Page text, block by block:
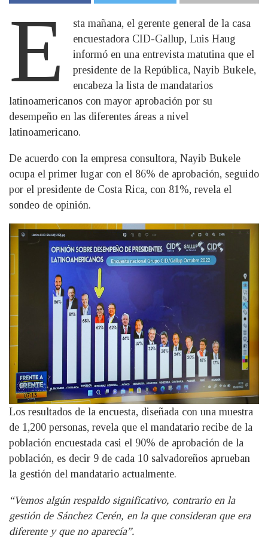
E
sta mañana, el gerente general de la casa
encuestadora CID-Gallup, Luis Haug
informó en una entrevista matutina que el
presidente de la República, Nayib Bukele,
encabeza la lista de mandatarios
latinoamericanos con mayor aprobación por su
desempeño en las diferentes áreas a nivel
latinoamericano.
De acuerdo con la empresa consultora, Nayib Bukele
ocupa el primer lugar con el 86% de aprobación, seguido
por el presidente de Costa Rica, con 81%, revela el
sondeo de opinión.
Los resultados de la encuesta, diseñada con una muestra
de 1,200 personas, revela que el mandatario recibe de la
población encuestada casi el 90% de aprobación de la
población, es decir 9 de cada 10 salvadoreños aprueban
la gestión del mandatario actualmente.
“Vemos algún respaldo significativo, contrario en la
gestión de Sánchez Cerén, en la que consideran que era
diferente y que no aparecía”.